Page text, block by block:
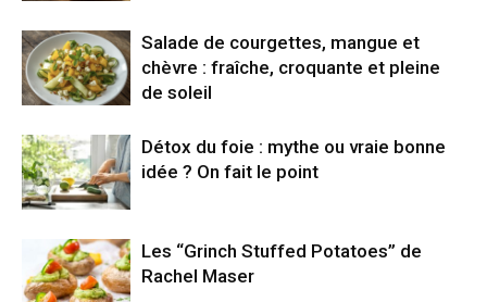
Salade de courgettes, mangue et
chèvre : fraîche, croquante et pleine
de soleil
Détox du foie : mythe ou vraie bonne
idée ? On fait le point
Les “Grinch Stuffed Potatoes” de
Rachel Maser